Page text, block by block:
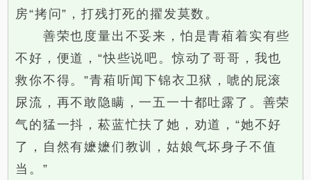
房“拷问”，打残打死的擢发莫数。
善荣也度量出不妥来，怕是青葙着实有些
不好，便道，“快些说吧。惊动了哥哥，我也
救你不得。”青葙听闻下锦衣卫狱，唬的屁滚
尿流，再不敢隐瞒，一五一十都吐露了。善荣
气的猛一抖，菘蓝忙扶了她，劝道，“她不好
了，自然有嬷嬷们教训，姑娘气坏身子不值
当。”